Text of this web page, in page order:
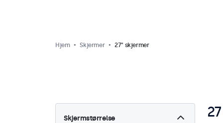
Hjem Skjermer 27" skjermer
Skjermstørrelse